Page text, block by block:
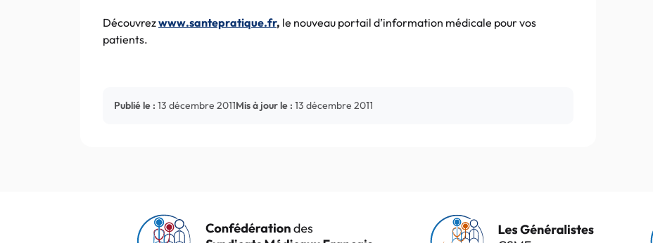
Découvrezwww.santepratique.fr, le nouveau portail d’information médicale pour vos
patients.
Publié le : 13 décembre 2011Mis à jour le : 13 décembre 2011